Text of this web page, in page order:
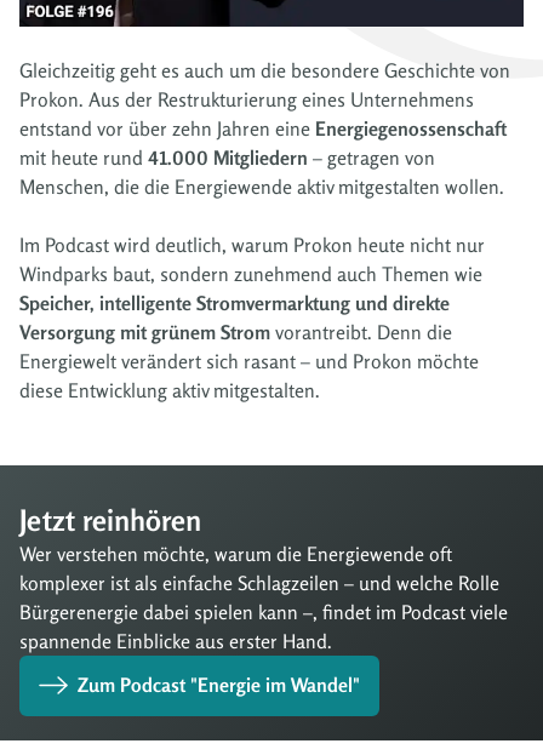
Gleichzeitig geht es auch um die besondere Geschichte von
Prokon. Aus der Restrukturierung eines Unternehmens
entstand vor über zehn Jahren eine Energiegenossenschaft
mit heute rund 41.000 Mitgliedern – getragen von
Menschen, die die Energiewende aktiv mitgestalten wollen.
Im Podcast wird deutlich, warum Prokon heute nicht nur
Windparks baut, sondern zunehmend auch Themen wie
Speicher, intelligente Stromvermarktung und direkte
Versorgung mit grünem Strom vorantreibt. Denn die
Energiewelt verändert sich rasant – und Prokon möchte
diese Entwicklung aktiv mitgestalten.
Jetzt reinhören
Wer verstehen möchte, warum die Energiewende oft
komplexer ist als einfache Schlagzeilen – und welche Rolle
Bürgerenergie dabei spielen kann –, findet im Podcast viele
spannende Einblicke aus erster Hand.
Zum Podcast "Energie im Wandel"